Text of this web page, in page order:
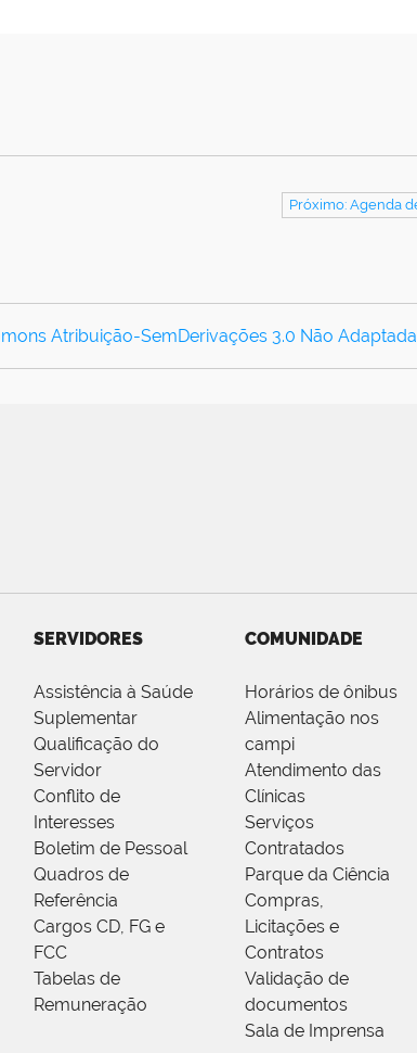
Próximo: Agenda
Atribuição-SemDerivações 3.0 Não Adaptada
SERVIDORES
Assistência à Saúde
Suplementar
Qualificação do
Servidor
Conflito de
Interesses
Boletim de Pessoal
Quadros de
Referência
Cargos CD, FG e
FCC
Tabelas de
Remuneração
COMUNIDADE
Horários de ônibus
Alimentação nos
campi
Atendimento das
Clínicas
Serviços
Contratados
Parque da Ciência
Compras,
Licitações e
Contratos
Validação de
documentos
Sala de Imprensa